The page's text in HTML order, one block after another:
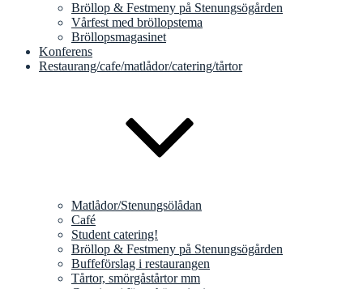
Bröllop & Festmeny på Stenungsögården
Vårfest med bröllopstema
Bröllopsmagasinet
Konferens
Restaurang/cafe/matlådor/catering/tårtor
Matlådor/Stenungsölådan
Café
Student catering!
Bröllop & Festmeny på Stenungsögården
Buffeförslag i restaurangen
Tårtor, smörgåstårtor mm